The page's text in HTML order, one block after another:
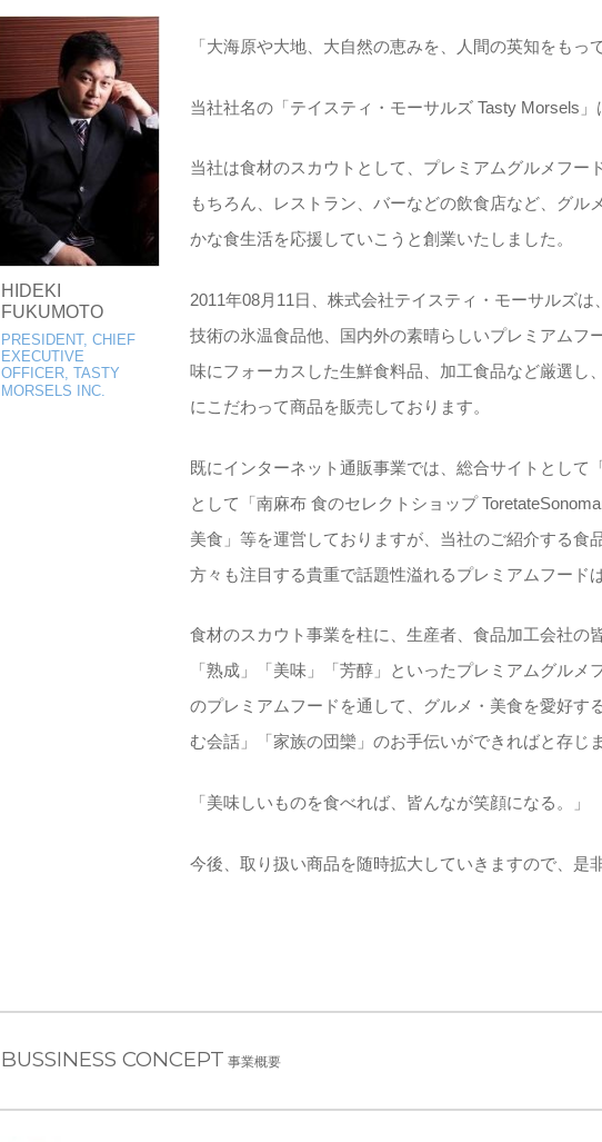
HIDEKI
FUKUMOTO
PRESIDENT, CHIEF
EXECUTIVE
OFFICER, TASTY
MORSELS INC.
「大海原や大地、大自然の恵みを、人間の英知をもっ
当社社名の「テイスティ・モーサルズ Tasty Morsels
当社は食材のスカウトとして、プレミアムグルメフ
もちろん、レストラン、バーなどの飲食店など、グ
かな食生活を応援していこうと創業いたしました。
2011年08月11日、株式会社テイスティ・モーサルズ
技術の氷温食品他、国内外の素晴らしいプレミアムフ
味にフォーカスした生鮮食料品、加工食品など厳選
にこだわって商品を販売しております。
既にインターネット通販事業では、総合サイトとして
として「南麻布 食のセレクトショップ
美食」等を運営しておりますが、当社のご紹介する
方々も注目する貴重で話題性溢れるプレミアムフード
食材のスカウト事業を柱に、生産者、食品加工会社の
「熟成」「美味」「芳醇」といったプレミアムグル
のプレミアムフードを通して、グルメ・美食を愛好
む会話」「家族の団欒」のお手伝いができればと存じま
「美味しいものを食べれば、皆んなが笑顔になる。」
今後、取り扱い商品を随時拡大していきますので、是
BUSSINESS CONCEPT 事業概要